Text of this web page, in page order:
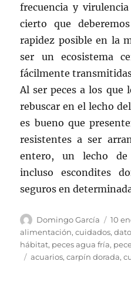
frecuencia y
cierto que
rapidez posible en la
ser un ecosistema
fácilmente
Al ser peces a los que
rebuscar en el lecho
es bueno que
resistentes a ser
entero, un lecho de
incluso escondites
seguros en
Autor
Domingo García
el
10
alimentación,cuidados,
hábitat, peces agua fría,
Etiquetas
acuarios,carpín dorada,